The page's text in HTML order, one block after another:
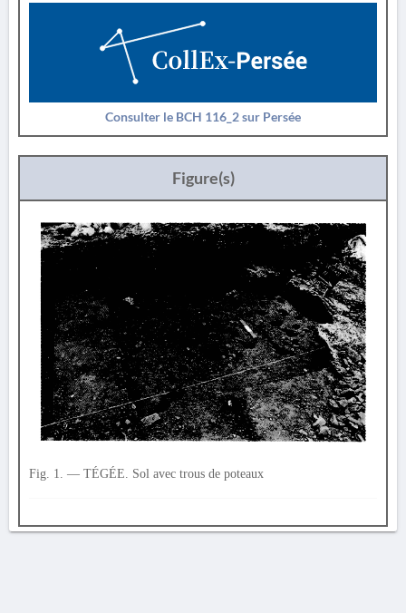
Consulter le BCH 116_2 sur Persée
Figure(s)
Fig. 1. — TÉGÉE. Sol avec trous de poteaux